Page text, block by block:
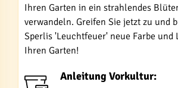
Ihren Garten in ein strahlendes
verwandeln. Greifen Sie jetzt zu und
Sperlis 'Leuchtfeuer' neue Farbe und
Ihren Garten!
Anleitung Vorkultur: